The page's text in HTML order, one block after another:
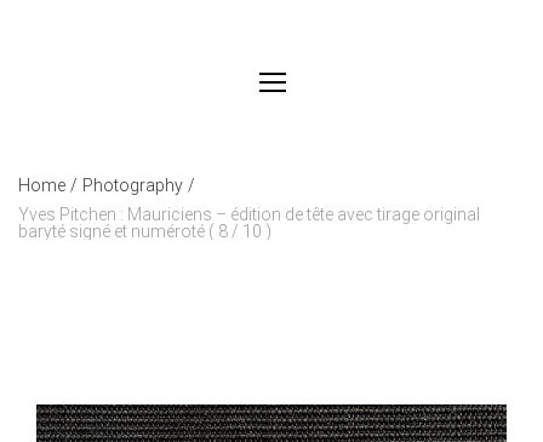
Home / Photography /
Yves Pitchen : Mauriciens – édition de tête avec tirage original
baryté signé et numéroté ( 8 / 10 )